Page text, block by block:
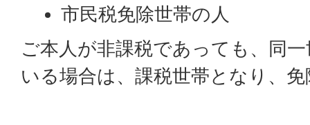
市民税免除世帯の人
ご本人が非課税であっても、同
いる場合は、課税世帯となり、